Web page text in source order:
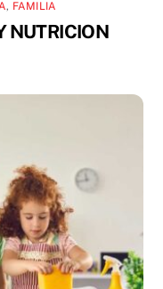
, FAMILIA
NUTRICION